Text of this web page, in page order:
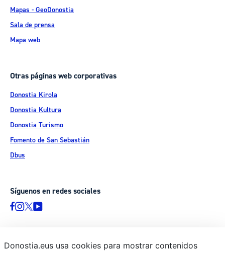
Mapas - GeoDonostia
Sala de prensa
Mapa web
Otras páginas web corporativas
Donostia Kirola
Donostia Kultura
Donostia Turismo
Fomento de San Sebastián
Dbus
Síguenos en redes sociales
Donostia.eus usa cookies para mostrar contenidos